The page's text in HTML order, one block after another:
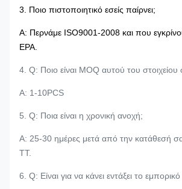
3. Ποιο πιστοποιητικό εσείς παίρνει;
Α: Περνάμε ISO9001-2008 και που
EPA.
4. Q: Ποιο είναι MOQ αυτού του στοιχείου
Α: 1-10PCS
5. Q: Ποια είναι η χρονική ανοχή;
Α: 25-30 ημέρες μετά από την κατάθεσή
TT.
6. Q: Είναι για να κάνει εντάξει το